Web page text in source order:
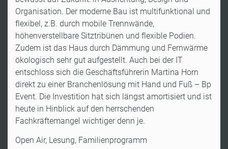
Organisation. Der moderne Bau ist multifunktional und
flexibel, z.B. durch mobile Trennwände,
höhenverstellbare Sitztribünen und flexible Podien.
Zudem ist das Haus durch Dämmung und Fernwärme
ökologisch sehr gut aufgestellt. Auch bei der IT
entschloss sich die Geschäftsführerin Martina Horn
direkt zu einer Branchenlösung mit Hand und Fuß – Bp
Event. Die Investition hat sich längst amortisiert und ist
heute in Hinblick auf den herrschenden
Fachkräftemangel wichtiger denn je.
Open Air, Lesung, Familienprogramm